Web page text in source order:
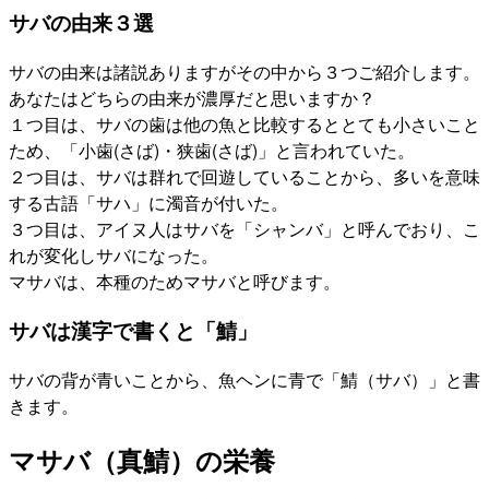
サバの由来３選
サバの由来は諸説ありますがその中から３つご紹介します。
あなたはどちらの由来が濃厚だと思いますか？
１つ目は、サバの歯は他の魚と比較するととても小さいこと
ため、「小歯(さば)・狭歯(さば)」と言われていた。
２つ目は、サバは群れで回遊していることから、多いを意味
する古語「サハ」に濁音が付いた。
３つ目は、アイヌ人はサバを「シャンバ」と呼んでおり、こ
れが変化しサバになった。
マサバは、本種のためマサバと呼びます。
サバは漢字で書くと「鯖」
サバの背が青いことから、魚ヘンに青で「鯖（サバ）」と書
きます。
マサバ（真鯖）の栄養